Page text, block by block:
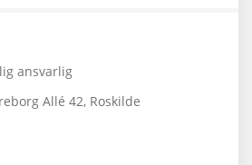
ansvarlig
Allé 42, Roskilde